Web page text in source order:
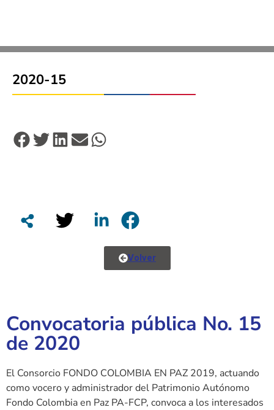
2020-15
Volver
Convocatoria pública No. 15
de 2020
El Consorcio FONDO COLOMBIA EN PAZ 2019, actuando
como vocero y administrador del Patrimonio Autónomo
Fondo Colombia en Paz PA-FCP, convoca a los interesados